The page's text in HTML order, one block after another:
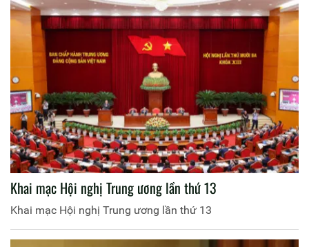
Khai mạc Hội nghị Trung ương lần thứ 13
Khai mạc Hội nghị Trung ương lần thứ 13